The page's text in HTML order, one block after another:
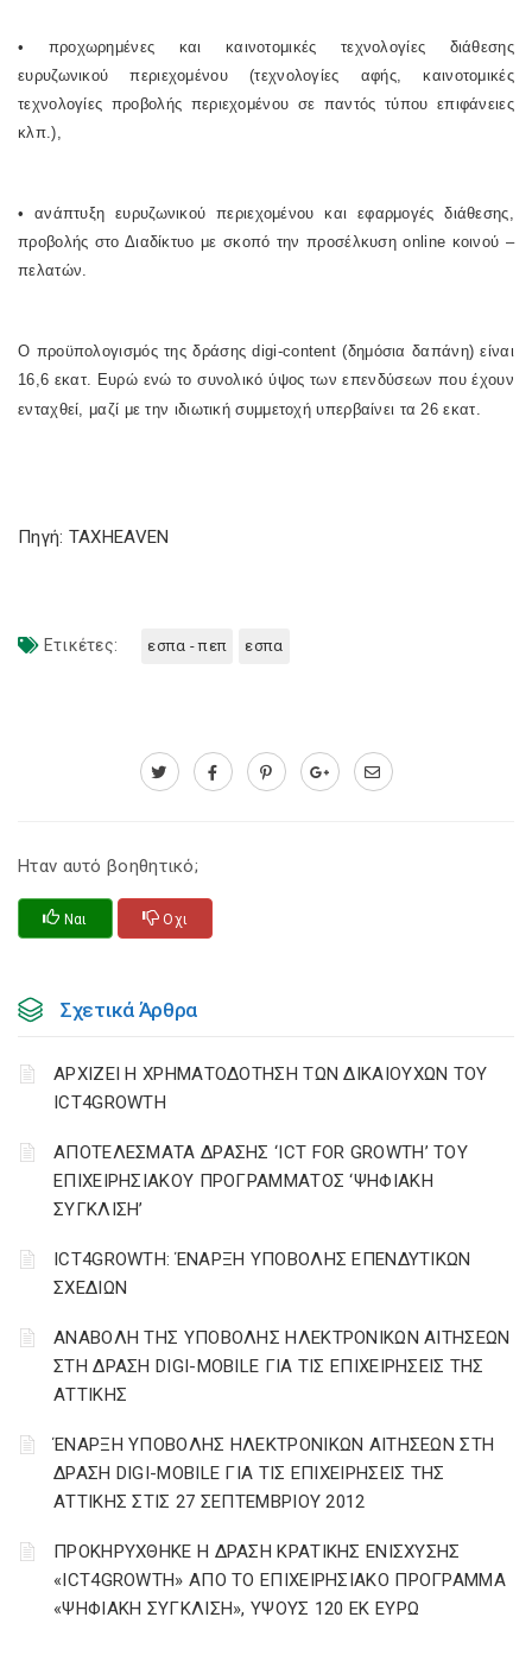
• προχωρημένες και καινοτομικές τεχνολογίες διάθεσης
ευρυζωνικού περιεχομένου (τεχνολογίες αφής, καινοτομικές
τεχνολογίες προβολής περιεχομένου σε παντός τύπου επιφάνειες
κλπ.),
• ανάπτυξη ευρυζωνικού περιεχομένου και εφαρμογές διάθεσης,
προβολής στο Διαδίκτυο με σκοπό την προσέλκυση online κοινού –
πελατών.
Ο προϋπολογισμός της δράσης digi-content (δημόσια δαπάνη) είναι
16,6 εκατ. Ευρώ ενώ το συνολικό ύψος των επενδύσεων που έχουν
ενταχθεί, μαζί με την ιδιωτική συμμετοχή υπερβαίνει τα 26 εκατ.
Πηγή: TAXHEAVEN
Ετικέτες: εσπα - πεπ εσπα
Ηταν αυτό βοηθητικό;
Ναι Οχι
Σχετικά Άρθρα
ΑΡΧΙΖΕΙ Η ΧΡΗΜΑΤΟΔΟΤΗΣΗ ΤΩΝ ΔΙΚΑΙΟΥΧΩΝ ΤΟΥ
ICT4GROWTH
ΑΠΟΤΕΛΕΣΜΑΤΑ ΔΡΑΣΗΣ ‘ICT FOR GROWTH’ ΤΟΥ
ΕΠΙΧΕΙΡΗΣΙΑΚΟΥ ΠΡΟΓΡΑΜΜΑΤΟΣ ‘ΨΗΦΙΑΚΗ
ΣΥΓΚΛΙΣΗ’
ICT4GROWTH: ΈΝΑΡΞΗ ΥΠΟΒΟΛΗΣ ΕΠΕΝΔΥΤΙΚΩΝ
ΣΧΕΔΙΩΝ
ΑΝΑΒΟΛΗ ΤΗΣ ΥΠΟΒΟΛΗΣ ΗΛΕΚΤΡΟΝΙΚΩΝ ΑΙΤΗΣΕΩΝ
ΣΤΗ ΔΡΑΣΗ DIGI-MOBILE ΓΙΑ ΤΙΣ ΕΠΙΧΕΙΡΗΣΕΙΣ ΤΗΣ
ΑΤΤΙΚΗΣ
ΈΝΑΡΞΗ ΥΠΟΒΟΛΗΣ ΗΛΕΚΤΡΟΝΙΚΩΝ ΑΙΤΗΣΕΩΝ ΣΤΗ
ΔΡΑΣΗ DIGI-MOBILE ΓΙΑ ΤΙΣ ΕΠΙΧΕΙΡΗΣΕΙΣ ΤΗΣ
ΑΤΤΙΚΗΣ ΣΤΙΣ 27 ΣΕΠΤΕΜΒΡΙΟΥ 2012
ΠΡΟΚΗΡΥΧΘΗΚΕ Η ΔΡΑΣΗ ΚΡΑΤΙΚΗΣ ΕΝΙΣΧΥΣΗΣ
«ICT4GROWTH» ΑΠΟ ΤΟ ΕΠΙΧΕΙΡΗΣΙΑΚΟ ΠΡΟΓΡΑΜΜΑ
«ΨΗΦΙΑΚΗ ΣΥΓΚΛΙΣΗ», ΥΨΟΥΣ 120 ΕΚ ΕΥΡΩ